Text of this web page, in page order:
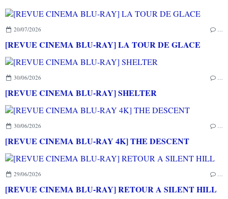
20/07/2026 …
[REVUE CINEMA BLU-RAY] LA TOUR DE GLACE
30/06/2026 …
[REVUE CINEMA BLU-RAY] SHELTER
30/06/2026 …
[REVUE CINEMA BLU-RAY 4K] THE DESCENT
29/06/2026 …
[REVUE CINEMA BLU-RAY] RETOUR A SILENT HILL